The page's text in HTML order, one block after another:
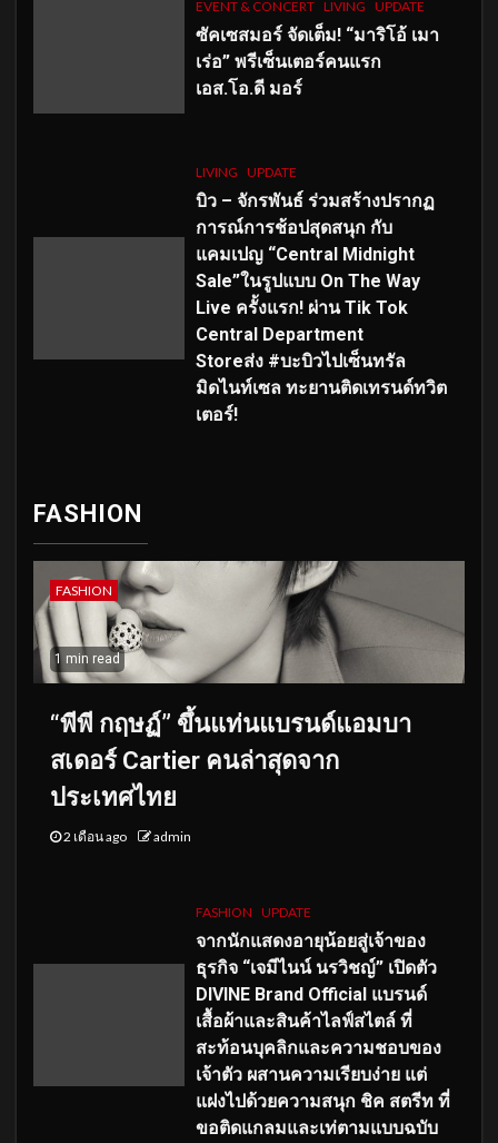
EVENT & CONCERT LIVING UPDATE
ซัคเซสมอร์ จัดเต็ม! “มาริโอ้ เมา
เร่อ” พรีเซ็นเตอร์คนแรก
เอส.โอ.ดี มอร์
LIVING UPDATE
บิว – จักรพันธ์ ร่วมสร้างปรากฏ
การณ์การช้อปสุดสนุก กับ
แคมเปญ “Central Midnight
Sale”ในรูปแบบ On The Way
Live ครั้งแรก! ผ่าน Tik Tok
Central Department
Storeส่ง #บะบิวไปเซ็นทรัล
มิดไนท์เซล ทะยานติดเทรนด์ทวิต
เตอร์!
FASHION
FASHION
1 min read
“พีพี กฤษฏ์” ขึ้นแท่นแบรนด์แอมบา
สเดอร์ Cartier คนล่าสุดจาก
ประเทศไทย
2 เดือน ago admin
FASHION UPDATE
จากนักแสดงอายุน้อยสู่เจ้าของ
ธุรกิจ “เจมีไนน์ นรวิชญ์” เปิดตัว
DIVINE Brand Official แบรนด์
เสื้อผ้าและสินค้าไลฟ์สไตล์ ที่
สะท้อนบุคลิกและความชอบของ
เจ้าตัว ผสานความเรียบง่าย แต่
แฝงไปด้วยความสนุก ชิค สตรีท ที่
ขอติดแกลมและเท่ตามแบบฉบับ